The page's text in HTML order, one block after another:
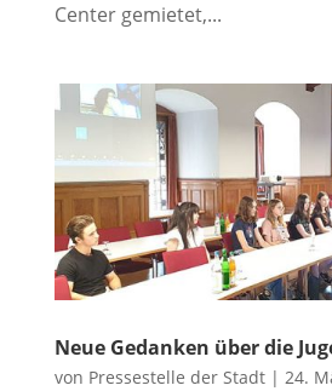
Center gemietet,...
Neue Gedanken über die
von Pressestelle der Stadt| 24.